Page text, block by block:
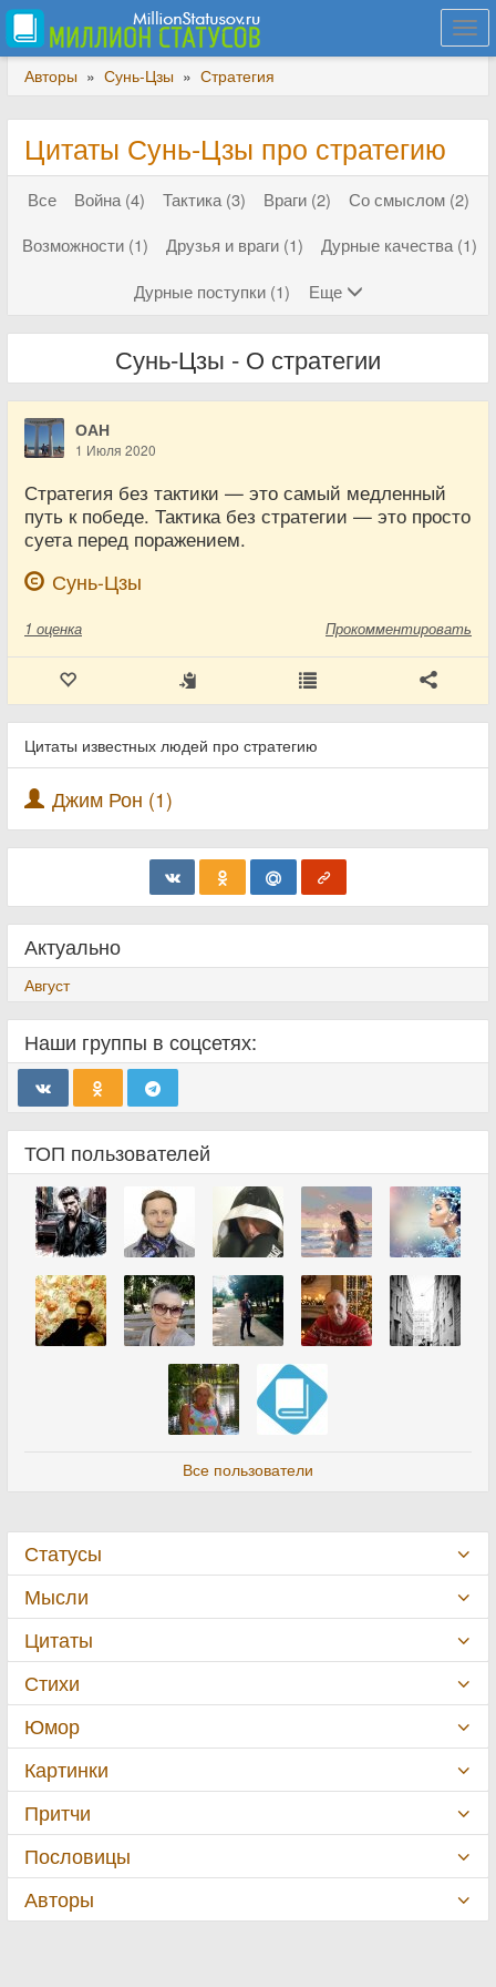
Авторы » Сунь-Цзы » Стратегия
Цитаты Сунь-Цзы про стратегию
Все Война (4) Тактика (3) Враги (2)
Со смыслом (2)
Возможности (1)
Друзья и враги (1)
Дурные качества (1)
Дурные поступки (1)
Еще
Сунь-Цзы - О стратегии
ОАН
1 Июля 2020
Стратегия без тактики — это самый медленный
путь к победе. Тактика без стратегии — это просто
суета перед поражением.
Сунь-Цзы
1 оценка Прокомментировать
Цитаты известных людей про стратегию
Джим Рон (1)
Актуально
Август
Наши группы в соцсетях:
ТОП пользователей
Все пользователи
Статусы
Мысли
Цитаты
Стихи
Юмор
Картинки
Притчи
Пословицы
Авторы